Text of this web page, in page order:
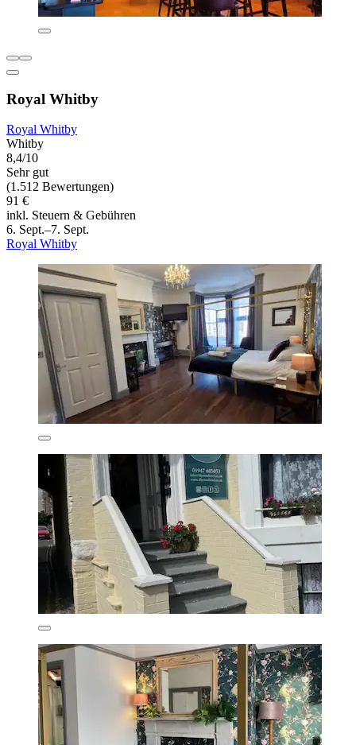
Royal Whitby
Royal Whitby
Whitby
8,4/10
Sehr gut
(1.512 Bewertungen)
91 €
inkl. Steuern & Gebühren
6. Sept.–7. Sept.
Royal Whitby